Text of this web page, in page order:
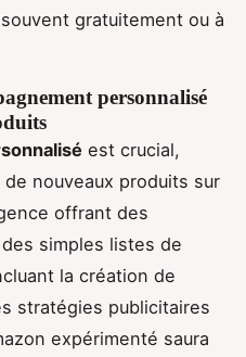
gratuitement ou à
personnalisé
est crucial,
nouveaux produits sur
offrant des
simples listes de
la création de
stratégies publicitaires
expérimenté saura